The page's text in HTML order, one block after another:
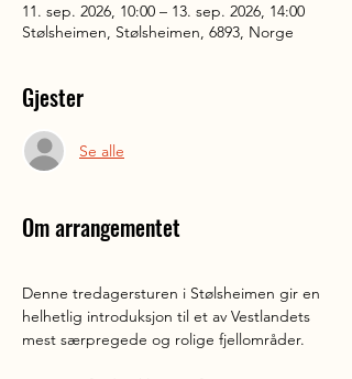
11. sep. 2026, 10:00 – 13. sep. 2026, 14:00
Stølsheimen, Stølsheimen, 6893, Norge
Gjester
Se alle
Om arrangementet
Denne tredagersturen i Stølsheimen gir en
helhetlig introduksjon til et av Vestlandets
mest særpregede og rolige fjellområder.